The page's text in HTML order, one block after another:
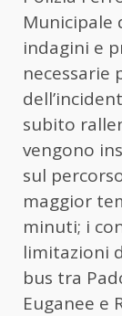
Municipale
indagini e
necessarie
subito
vengono
sul
maggior
minuti; i
limitazioni
bus tra
Euganee e